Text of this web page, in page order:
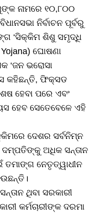
ନାମରେ ୧୦,୮୦୦
ନିର୍ବାଚନ ପୂର୍ବରୁ
‘ସିକ୍କିମ ଶିଶୁ ସମୃଦ୍ଧି
Yojana) ଘୋଷଣା
‘ଜନ ଭରୋସା
କହିଛନ୍ତି, ଫିକ୍ସଡ
ହେବା ପରେ ଏବଂ
ହେବ ସେତେବେଳେ ଏହି
ଦେଶର ସର୍ବନିମ୍ନ
ଦମ୍ପତିଙ୍କୁ ଅଧିକ ସନ୍ତାନ
ତମାଙ୍ଗ ନେତୃତ୍ୱାଧୀନ
ଥିବା ସରକାରୀ
କର୍ମଚାରୀଙ୍କ ଦରମା